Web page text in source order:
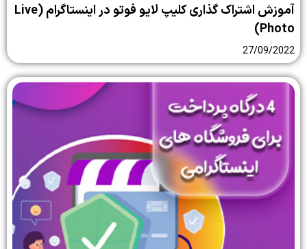
آموزش اشتراک گذاری کلیپ لایو فوتو در اینستاگرام (Live
Photo)
27/09/2022